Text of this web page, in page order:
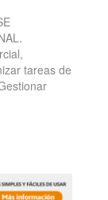
tareas de